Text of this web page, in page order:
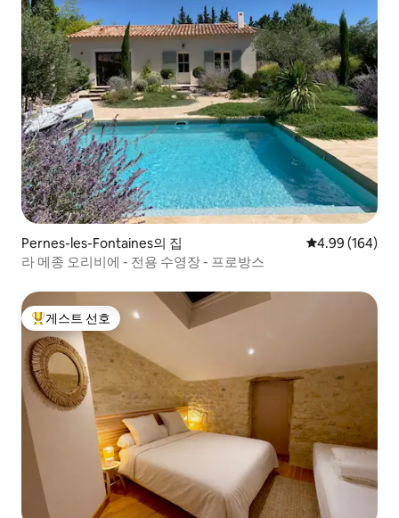
Pernes-les-Fontaines의 집 평점 4.99점(5
4.99 (164)
라 메종 오리비에 - 전용 수영장 - 프로방스
상위 게스트 선호
게스트 선호